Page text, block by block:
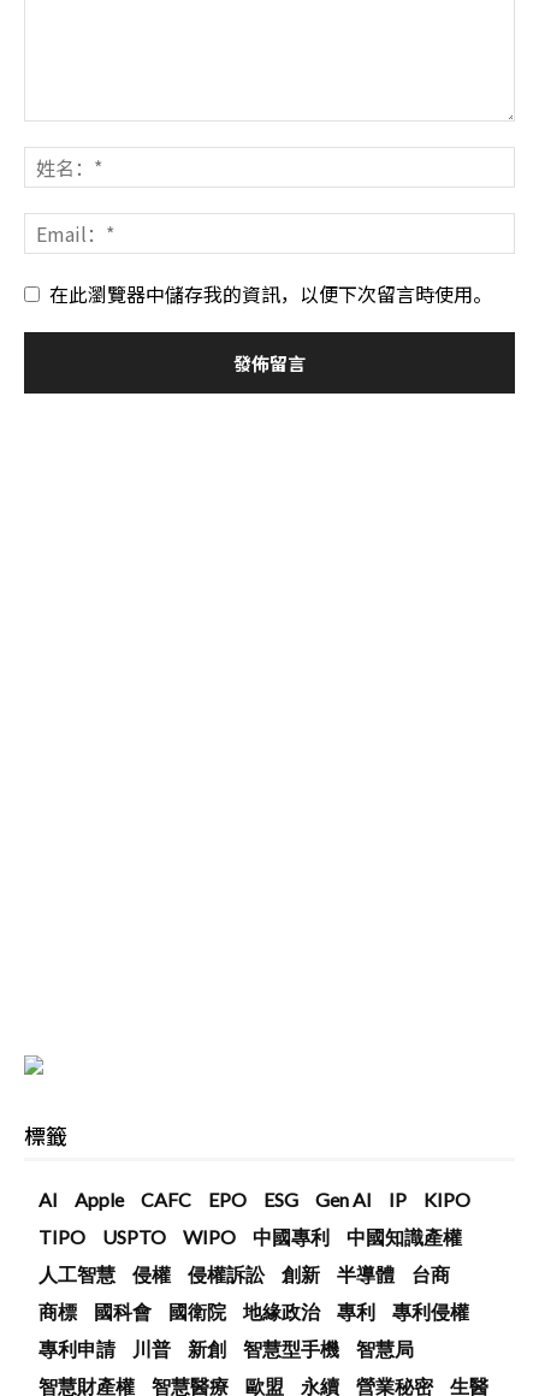
在此瀏覽器中儲存我的資訊，以便下次留言時使用。
標籤
AI Apple CAFC EPO ESG Gen AI IP
KIPO
TIPO
USPTO WIPO 中國專利
中國知識產權
人工智慧
侵權 侵權訴訟 創新 半導體
台商
商標
國科會 國衛院 地緣政治 專利
專利侵權
專利申請
川普 新創 智慧型手機
智慧局
智慧財產權
智慧醫療 歐盟 永續 營業秘密
生醫